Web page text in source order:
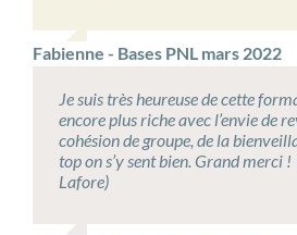
Fabienne - Bases PNL mars 2022
Je suis très heureuse de cette
encore plus riche avec l’envie de
cohésion de groupe, de la
top on s’y sent bien. Grand merci
Lafore)